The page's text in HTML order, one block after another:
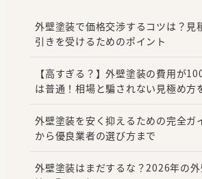
外壁塗装で価格交渉するコツは？見
引きを受けるためのポイント
【高すぎる？】外壁塗装の費用が
は普通！相場と騙されない見極め方
外壁塗装を安く抑えるための完全ガ
から優良業者の選び方まで
外壁塗装はまだするな？2026年の